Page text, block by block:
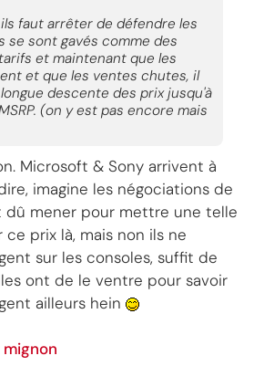
faut arrêter de défendre les
se sont gavés comme des
et maintenant que les
et que les ventes chutes, il
descente des prix jusqu'à
(on y est pas encore mais
Microsoft & Sony arrivent à
imagine les négociations de
dû mener pour mettre une telle
prix là, mais non ils ne
sur les consoles, suffit de
ont de le ventre pour savoir
ailleurs hein